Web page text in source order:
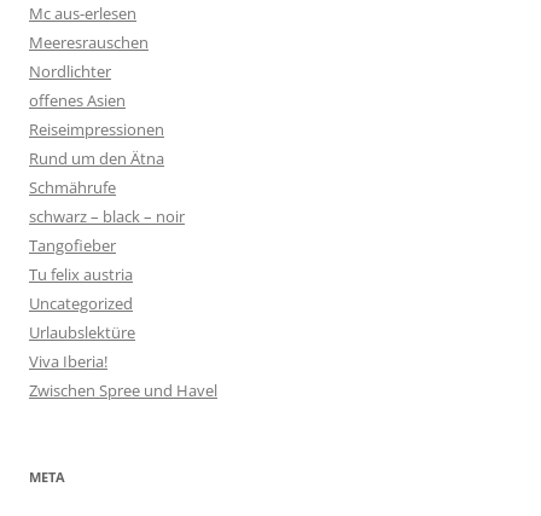
Mc aus-erlesen
Meeresrauschen
Nordlichter
offenes Asien
Reiseimpressionen
Rund um den Ätna
Schmährufe
schwarz – black – noir
Tangofieber
Tu felix austria
Uncategorized
Urlaubslektüre
Viva Iberia!
Zwischen Spree und Havel
META